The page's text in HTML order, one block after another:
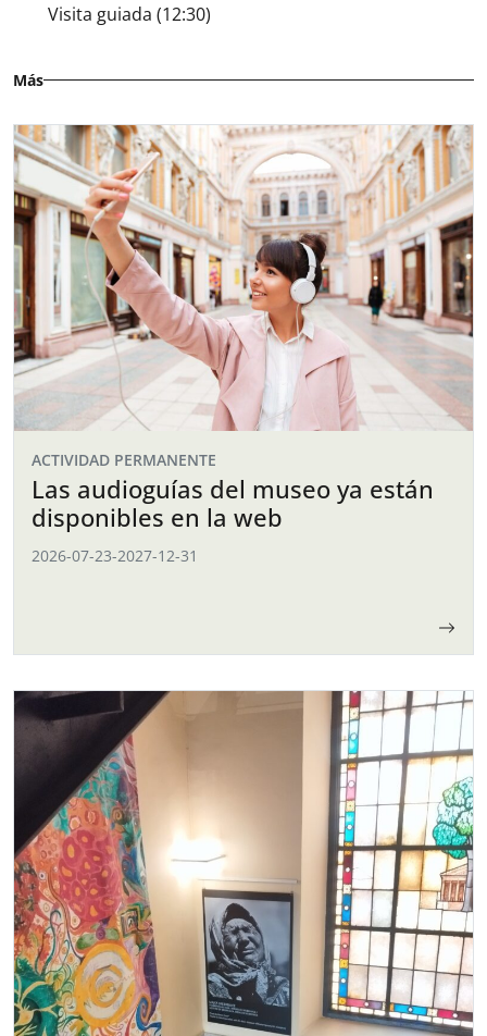
Visita guiada (12:30)
Más
ACTIVIDAD PERMANENTE
Las audioguías del museo ya están
disponibles en la web
2026-07-23-2027-12-31